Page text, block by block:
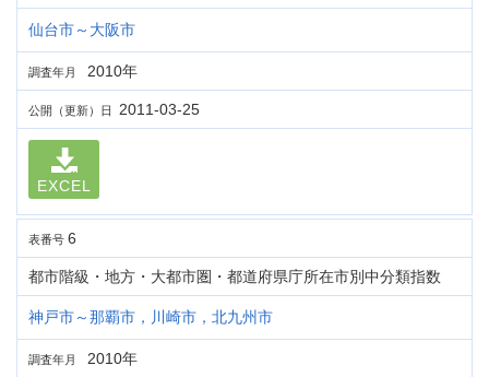
仙台市～大阪市
調査年月 2010年
公開（更新）日 2011-03-25
EXCEL
表番号 6
都市階級・地方・大都市圏・都道府県庁所在市別中分類指数
神戸市～那覇市，川崎市，北九州市
調査年月 2010年